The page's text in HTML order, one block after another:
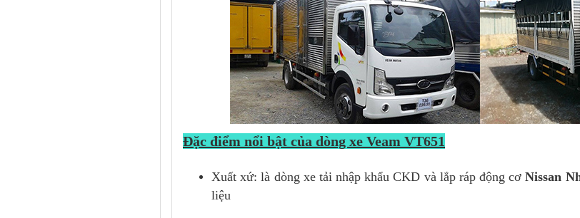
Đặc điểm nổi bật của dòng xe Veam VT651
Xuất xứ: là dòng xe tải nhập khẩu CKD và lắp ráp động cơ
Kích thướt thùng vừa phải